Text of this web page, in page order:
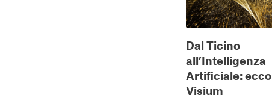
Dal Ticino
all’Intelligenza
Artificiale: ecco
Visium